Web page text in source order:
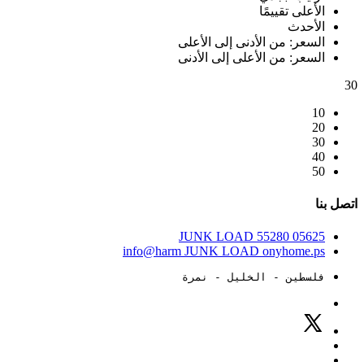
الأعلى تقييمًا
الأحدث
السعر: من الأدنى إلى الأعلى
السعر: من الأعلى إلى الأدنى
30
10
20
30
40
50
اتصل بنا
05625
JUNK LOAD 55280
info@harm JUNK LOAD onyhome.ps
فلسطين - الخليل - نمرة